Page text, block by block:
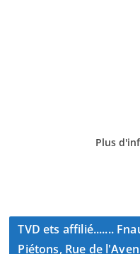
Plus
TVD ets affilié.......
Piétons, Rue de